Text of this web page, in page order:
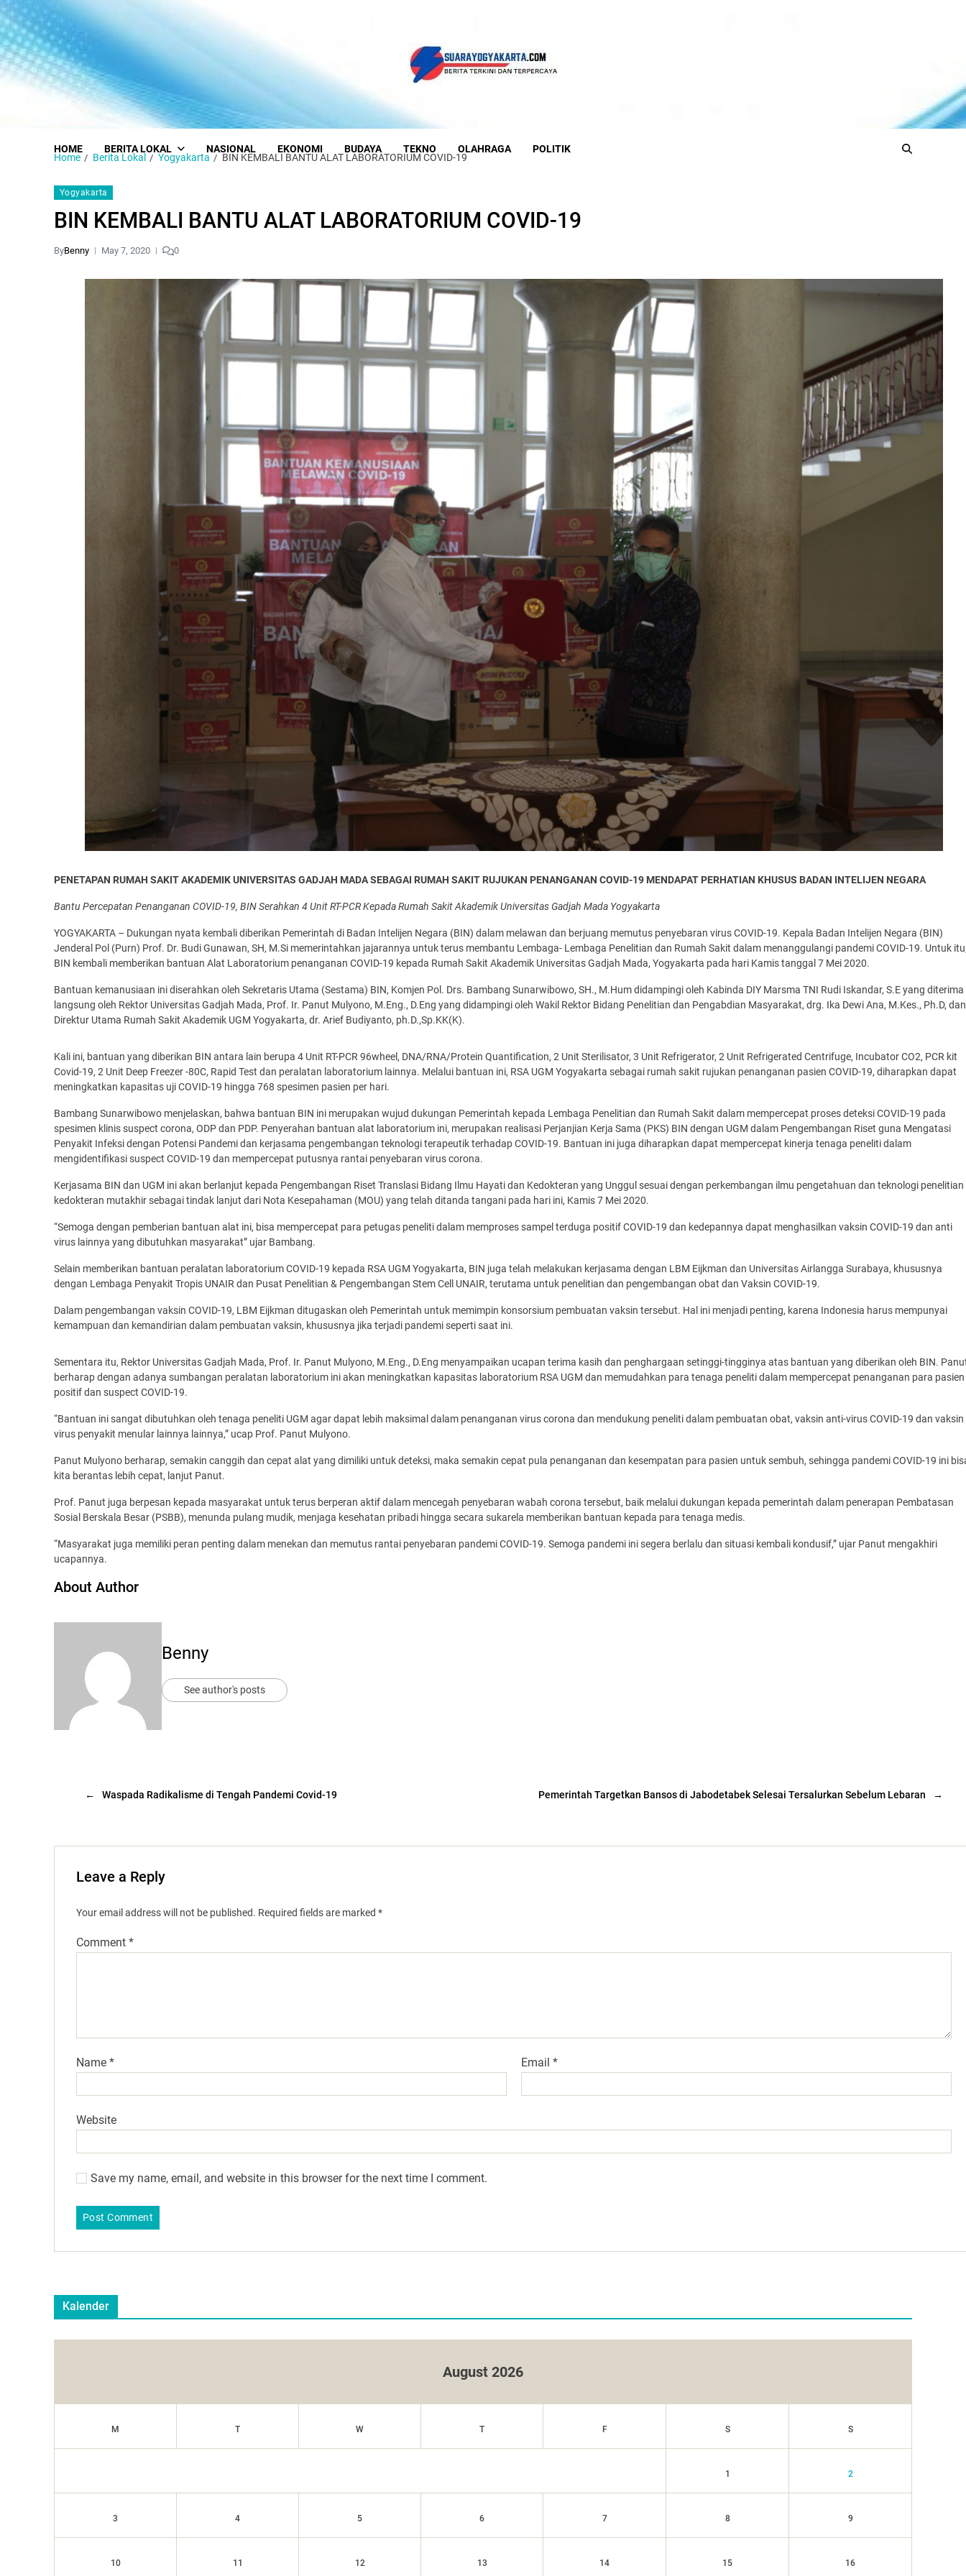
HOME BERITA LOKAL NASIONAL EKONOMI BUDAYA TEKNO OLAHRAGA POLITIK
Home Berita Lokal Yogyakarta BIN KEMBALI BANTU ALAT LABORATORIUM COVID-19
Yogyakarta
BIN KEMBALI BANTU ALAT LABORATORIUM COVID-19
ByBenny May 7, 2020 0
PENETAPAN RUMAH SAKIT AKADEMIK UNIVERSITAS GADJAH MADA SEBAGAI RUMAH SAKIT RUJUKAN PENANGANAN COVID-19 MENDAPAT PERHATIAN KHUSUS BADAN INTELIJEN NEGARA
Bantu Percepatan Penanganan COVID-19, BIN Serahkan 4 Unit RT-PCR Kepada Rumah Sakit Akademik Universitas Gadjah Mada Yogyakarta
YOGYAKARTA – Dukungan nyata kembali diberikan Pemerintah di Badan Intelijen Negara (BIN) dalam melawan dan berjuang memutus penyebaran virus COVID-19. Kepala Badan Intelijen Negara (BIN)
Jenderal Pol (Purn) Prof. Dr. Budi Gunawan, SH, M.Si memerintahkan jajarannya untuk terus membantu Lembaga- Lembaga Penelitian dan Rumah Sakit dalam menanggulangi pandemi COVID-19. Untuk
BIN kembali memberikan bantuan Alat Laboratorium penanganan COVID-19 kepada Rumah Sakit Akademik Universitas Gadjah Mada, Yogyakarta pada hari Kamis tanggal 7 Mei 2020.
Bantuan kemanusiaan ini diserahkan oleh Sekretaris Utama (Sestama) BIN, Komjen Pol. Drs. Bambang Sunarwibowo, SH., M.Hum didampingi oleh Kabinda DIY Marsma TNI Rudi Iskandar, S.E yang diterima
langsung oleh Rektor Universitas Gadjah Mada, Prof. Ir. Panut Mulyono, M.Eng., D.Eng yang didampingi oleh Wakil Rektor Bidang Penelitian dan Pengabdian Masyarakat, drg. Ika Dewi Ana, M.Kes., Ph.D, dan
Direktur Utama Rumah Sakit Akademik UGM Yogyakarta, dr. Arief Budiyanto, ph.D.,Sp.KK(K).
Kali ini, bantuan yang diberikan BIN antara lain berupa 4 Unit RT-PCR 96wheel, DNA/RNA/Protein Quantification, 2 Unit Sterilisator, 3 Unit Refrigerator, 2 Unit Refrigerated Centrifuge, Incubator CO2, PCR kit
Covid-19, 2 Unit Deep Freezer -80C, Rapid Test dan peralatan laboratorium lainnya. Melalui bantuan ini, RSA UGM Yogyakarta sebagai rumah sakit rujukan penanganan pasien COVID-19, diharapkan dapat
meningkatkan kapasitas uji COVID-19 hingga 768 spesimen pasien per hari.
Bambang Sunarwibowo menjelaskan, bahwa bantuan BIN ini merupakan wujud dukungan Pemerintah kepada Lembaga Penelitian dan Rumah Sakit dalam mempercepat proses deteksi COVID-19 pada
spesimen klinis suspect corona, ODP dan PDP. Penyerahan bantuan alat laboratorium ini, merupakan realisasi Perjanjian Kerja Sama (PKS) BIN dengan UGM dalam Pengembangan Riset guna Mengatasi
Penyakit Infeksi dengan Potensi Pandemi dan kerjasama pengembangan teknologi terapeutik terhadap COVID-19. Bantuan ini juga diharapkan dapat mempercepat kinerja tenaga peneliti dalam
mengidentifikasi suspect COVID-19 dan mempercepat putusnya rantai penyebaran virus corona.
Kerjasama BIN dan UGM ini akan berlanjut kepada Pengembangan Riset Translasi Bidang Ilmu Hayati dan Kedokteran yang Unggul sesuai dengan perkembangan ilmu pengetahuan dan teknologi penelitian
kedokteran mutakhir sebagai tindak lanjut dari Nota Kesepahaman (MOU) yang telah ditanda tangani pada hari ini, Kamis 7 Mei 2020.
“Semoga dengan pemberian bantuan alat ini, bisa mempercepat para petugas peneliti dalam memproses sampel terduga positif COVID-19 dan kedepannya dapat menghasilkan vaksin COVID-19 dan anti
virus lainnya yang dibutuhkan masyarakat” ujar Bambang.
Selain memberikan bantuan peralatan laboratorium COVID-19 kepada RSA UGM Yogyakarta, BIN juga telah melakukan kerjasama dengan LBM Eijkman dan Universitas Airlangga Surabaya, khususnya
dengan Lembaga Penyakit Tropis UNAIR dan Pusat Penelitian & Pengembangan Stem Cell UNAIR, terutama untuk penelitian dan pengembangan obat dan Vaksin COVID-19.
Dalam pengembangan vaksin COVID-19, LBM Eijkman ditugaskan oleh Pemerintah untuk memimpin konsorsium pembuatan vaksin tersebut. Hal ini menjadi penting, karena Indonesia harus mempunyai
kemampuan dan kemandirian dalam pembuatan vaksin, khususnya jika terjadi pandemi seperti saat ini.
Sementara itu, Rektor Universitas Gadjah Mada, Prof. Ir. Panut Mulyono, M.Eng., D.Eng menyampaikan ucapan terima kasih dan penghargaan setinggi-tingginya atas bantuan yang diberikan oleh BIN.
berharap dengan adanya sumbangan peralatan laboratorium ini akan meningkatkan kapasitas laboratorium RSA UGM dan memudahkan para tenaga peneliti dalam mempercepat penanganan para pasien
positif dan suspect COVID-19.
“Bantuan ini sangat dibutuhkan oleh tenaga peneliti UGM agar dapat lebih maksimal dalam penanganan virus corona dan mendukung peneliti dalam pembuatan obat, vaksin anti-virus COVID-19 dan vaksin
virus penyakit menular lainnya lainnya,” ucap Prof. Panut Mulyono.
Panut Mulyono berharap, semakin canggih dan cepat alat yang dimiliki untuk deteksi, maka semakin cepat pula penanganan dan kesempatan para pasien untuk sembuh, sehingga pandemi COVID-19 ini
kita berantas lebih cepat, lanjut Panut.
Prof. Panut juga berpesan kepada masyarakat untuk terus berperan aktif dalam mencegah penyebaran wabah corona tersebut, baik melalui dukungan kepada pemerintah dalam penerapan Pembatasan
Sosial Berskala Besar (PSBB), menunda pulang mudik, menjaga kesehatan pribadi hingga secara sukarela memberikan bantuan kepada para tenaga medis.
“Masyarakat juga memiliki peran penting dalam menekan dan memutus rantai penyebaran pandemi COVID-19. Semoga pandemi ini segera berlalu dan situasi kembali kondusif,” ujar Panut mengakhiri
ucapannya.
About Author
Benny
See author's posts
← Waspada Radikalisme di Tengah Pandemi Covid-19 →
Pemerintah Targetkan Bansos di Jabodetabek Selesai Tersalurkan Sebelum Lebaran
Leave a Reply
Your email address will not be published. Required fields are marked *
Comment *
Name * Email *
Website
Save my name, email, and website in this browser for the next time I comment.
Kalender
August 2026
M T W T F S S
1 2
3 4 5 6 7 8 9
10 11 12 13 14 15 16